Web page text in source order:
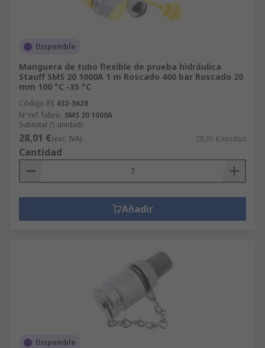
Disponible
Manguera de tubo flexible de prueba hidráulica
Stauff SMS 20 1000A 1 m Roscado 400 bar Roscado 20
mm 100 °C -35 °C
Código RS 432-5628
Nº ref. fabric. SMS 20 1000A
Subtotal (1 unidad)
28,01 €(exc. IVA) 28,01 €/unidad
Cantidad
Añadir
Disponible